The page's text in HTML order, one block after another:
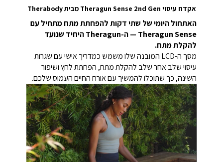
אקדח עיסוי Theragun Sense 2nd Gen מבית Therabody
האתחול היומי של שתי דקות להפחתת מתח מתחיל עם
Theragun Sense — ה-Theragun היחיד שנועד
להקלת מתח.
מסך ה-LCD המובנה שלו משמש כמדריך אישי עם שגרות
עיסוי שלב אחר שלב להקלת מתח, הפחתת לחץ ושיפור
השינה, כך שתוכלו להמשיך עם אורח החיים העמוס שלכם.